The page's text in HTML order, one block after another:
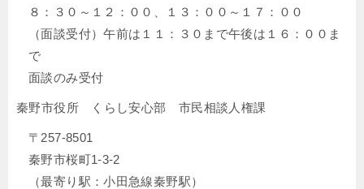
８：３０～１２：００、１３：００～１７：００
（面談受付）午前は１１：３０まで午後は１６：００ま
で
面談のみ受付
秦野市役所 くらし安心部 市民相談人権課
〒257-8501
秦野市桜町1-3-2
（最寄り駅：小田急線秦野駅）